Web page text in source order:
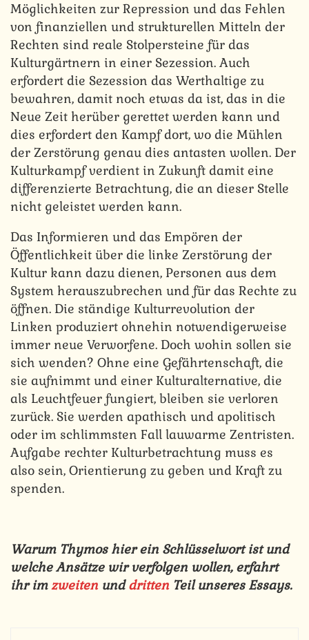
Möglichkeiten zur Repression und das Fehlen
von finanziellen und strukturellen Mitteln der
Rechten sind reale Stolpersteine für das
Kulturgärtnern in einer Sezession. Auch
erfordert die Sezession das Werthaltige zu
bewahren, damit noch etwas da ist, das in die
Neue Zeit herüber gerettet werden kann und
dies erfordert den Kampf dort, wo die Mühlen
der Zerstörung genau dies antasten wollen. Der
Kulturkampf verdient in Zukunft damit eine
differenzierte Betrachtung, die an dieser Stelle
nicht geleistet werden kann.
Das Informieren und das Empören der
Öffentlichkeit über die linke Zerstörung der
Kultur kann dazu dienen, Personen aus dem
System herauszubrechen und für das Rechte zu
öffnen. Die ständige Kulturrevolution der
Linken produziert ohnehin notwendigerweise
immer neue Verworfene. Doch wohin sollen sie
sich wenden? Ohne eine Gefährtenschaft, die
sie aufnimmt und einer Kulturalternative, die
als Leuchtfeuer fungiert, bleiben sie verloren
zurück. Sie werden apathisch und apolitisch
oder im schlimmsten Fall lauwarme Zentristen.
Aufgabe rechter Kulturbetrachtung muss es
also sein, Orientierung zu geben und Kraft zu
spenden.
Warum Thymos hier ein Schlüsselwort ist und
welche Ansätze wir verfolgen wollen, erfahrt
ihr imzweiten unddritten Teil unseres Essays.